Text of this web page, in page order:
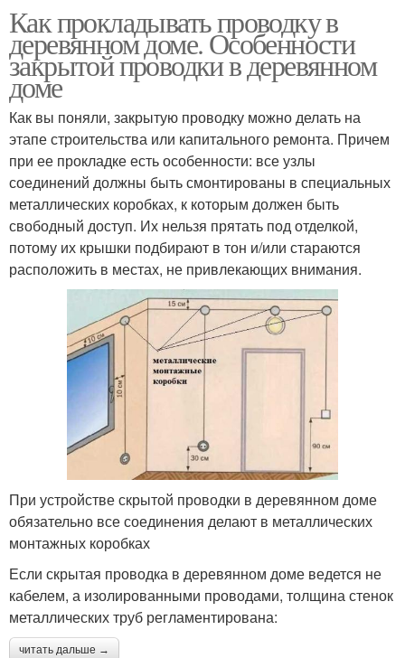
квартире
Как прокладывать проводку в
деревянном доме. Особенности
закрытой проводки в деревянном
доме
Как вы поняли, закрытую проводку можно делать на
этапе строительства или капитального ремонта. Причем
при ее прокладке есть особенности: все узлы
соединений должны быть смонтированы в специальных
металлических коробках, к которым должен быть
свободный доступ. Их нельзя прятать под отделкой,
потому их крышки подбирают в тон и/или стараются
расположить в местах, не привлекающих внимания.
При устройстве скрытой проводки в деревянном доме
обязательно все соединения делают в металлических
монтажных коробках
Если скрытая проводка в деревянном доме ведется не
кабелем, а изолированными проводами, толщина стенок
металлических труб регламентирована:
читать дальше →